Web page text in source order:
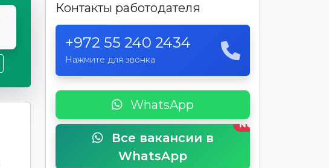
Контакты работодателя
+972 55 240 2434
Нажмите для звонка
WhatsApp
Все вакансии в
WhatsApp
New